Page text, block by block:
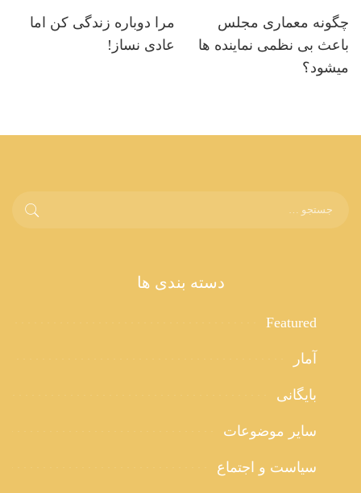
چگونه معماری مجلس
باعث بی نظمی نماینده ها
میشود؟
مرا دوباره زندگی کن اما
عادی نساز!
دسته بندی ها
Featured
آمار
بایگانی
سایر موضوعات
سیاست و اجتماع